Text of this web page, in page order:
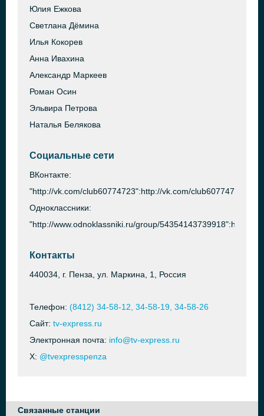
Юлия Ежкова
Светлана Дёмина
Илья Кокорев
Анна Ивахина
Александр Маркеев
Роман Осин
Эльвира Петрова
Наталья Белякова
Социальные сети
ВКонтакте:
"http://vk.com/club60774723":http://vk.com/club60774723
Одноклассники:
"http://www.odnoklassniki.ru/group/54354143739918":http://
Контакты
440034, г. Пенза, ул. Маркина, 1, Россия
Телефон: (8412) 34-58-12, 34-58-19, 34-58-26
Сайт: tv-express.ru
Электронная почта: info@tv-express.ru
X: @tvexpresspenza
Связанные станции